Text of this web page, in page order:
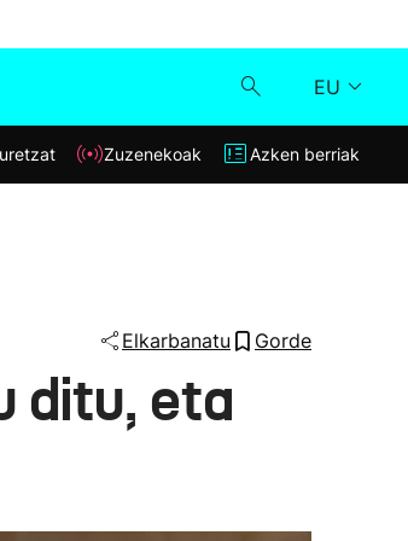
EU
Klisk
Zuzenekoak Azken berriak
Elkarbanatu Gorde
ditu, eta